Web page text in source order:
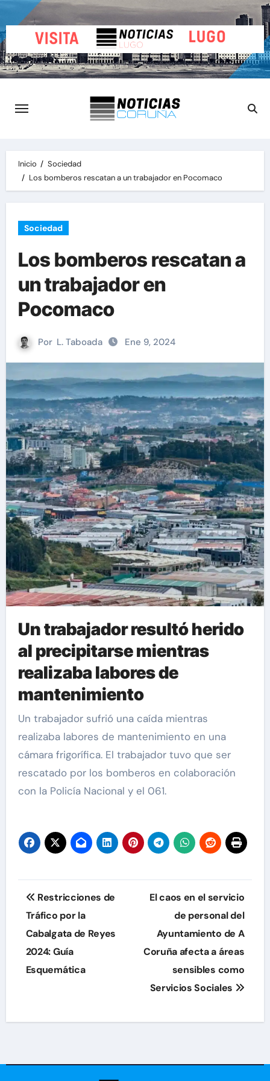
al
contenido
Inicio
Sociedad
Los bomberos rescatan a un trabajador en Pocomaco
Sociedad
Los bomberos rescatan a
un trabajador en
Pocomaco
Por L. Taboada Ene 9, 2024
Un trabajador resultó herido
al precipitarse mientras
realizaba labores de
mantenimiento
Un trabajador sufrió una caída mientras
realizaba labores de mantenimiento en una
cámara frigorífica. El trabajador tuvo que ser
rescatado por los bomberos en colaboración
con la Policía Nacional y el 061.
Navegación
de
entradas
Restricciones de
Tráfico por la
Cabalgata de Reyes
2024: Guía
Esquemática
El caos en el servicio
de personal del
Ayuntamiento de A
Coruña afecta a áreas
sensibles como
Servicios Sociales